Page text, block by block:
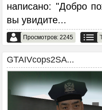
написано: "Добро
вы увидите...
Просмотров: 2245
GTAIVcops2SA...